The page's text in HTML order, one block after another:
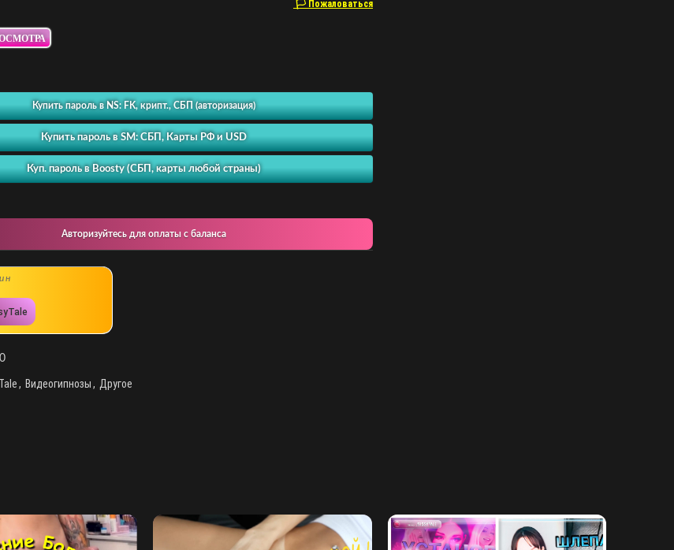
🏳 Пожаловаться
Купить пароль в NS: FK, крипт., СБП (авторизация)
Купить пароль в SM: СБП, Карты РФ и USD
Куп. пароль в Boosty (СБП, карты любой страны)
Авторизуйтесь для оплаты с баланса
, Видеогипнозы, Другое